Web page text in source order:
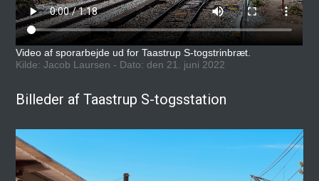
Video af sporarbejde ud for Taastrup S-togstrinbræt.
Kilde: Jacob Laursen - Dato: den 21. juni 2022
Billeder af Taastrup S-togsstation